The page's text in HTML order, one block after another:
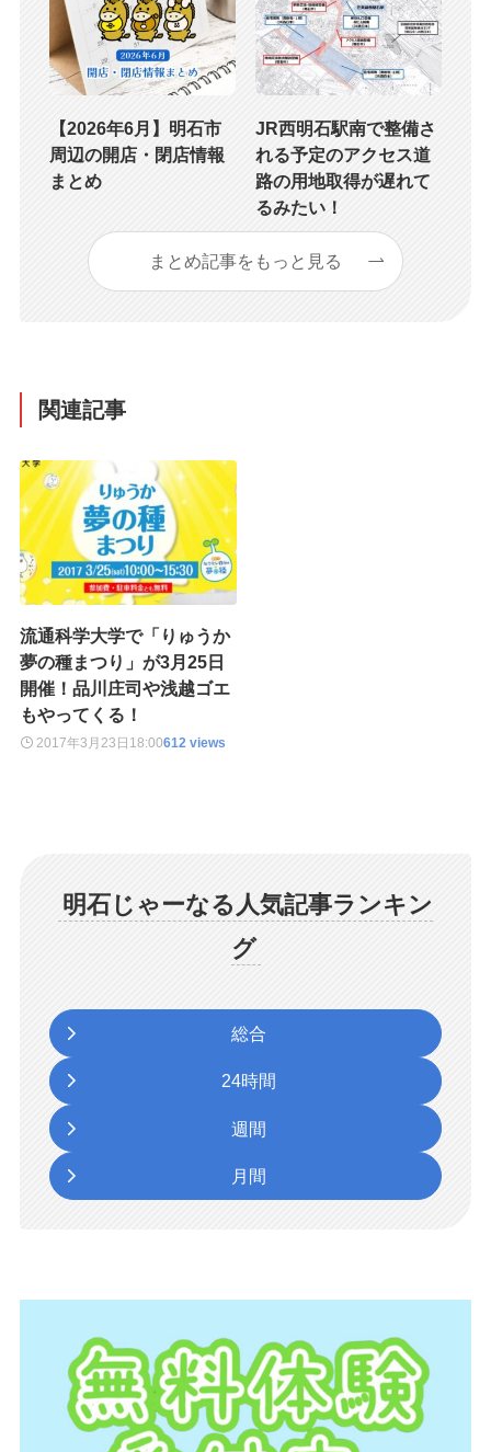
【2026年6月】明石市
周辺の開店・閉店情報
まとめ
JR西明石駅南で整備さ
れる予定のアクセス道
路の用地取得が遅れて
るみたい！
まとめ記事をもっと見る
関連記事
流通科学大学で「りゅうか
夢の種まつり」が3月25日
開催！品川庄司や浅越ゴエ
もやってくる！
2017年3月23日 18:00612 views
明石じゃーなる人気記事ランキン
グ
総合
24時間
週間
月間